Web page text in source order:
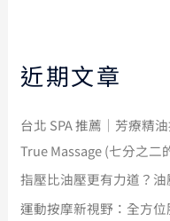
字
近期文章
台北 SPA 推薦｜芳療精
True Massage (七分之二
指壓比油壓更有力道？
運動按摩新視野：全方